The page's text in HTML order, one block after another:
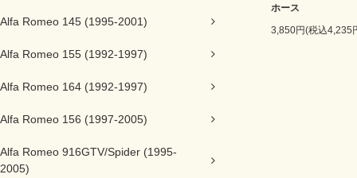
Alfa Romeo 145 (1995-2001)
Alfa Romeo 155 (1992-1997)
Alfa Romeo 164 (1992-1997)
Alfa Romeo 156 (1997-2005)
Alfa Romeo 916GTV/Spider (1995-
2005)
ホース
3,850円(税込4,235